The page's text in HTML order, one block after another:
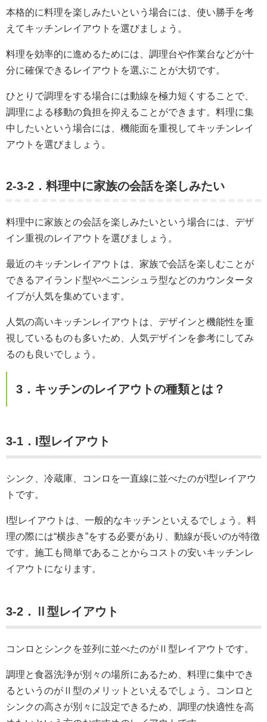
本格的に料理を楽しみたいという場合には、使い勝手を考
えてキッチンレイアウトを選びましょう。
料理を効率的に進めるためには、調理台や作業台などが十
分に確保できるレイアウトを選ぶことが大切です。
ひとりで調理をする場合には動線を極力短くすることで、
調理による移動の負担を抑えることができます。料理に集
中したいという場合には、機能面を重視してキッチンレイ
アウトを選びましょう。
2-3-2．料理中に家族の会話を楽しみたい
料理中に家族との会話を楽しみたいという場合には、デザ
イン重視のレイアウトを選びましょう。
最近のキッチンレイアウトは、家族で会話を楽しむことが
できるアイランド型やペニンシュラ型などのカウンタータ
イプが人気を集めています。
人気の高いキッチンレイアウトは、デザインと機能性を重
視しているものも多いため、人気デザインを参考にしてみ
るのも良いでしょう。
3．キッチンのレイアウトの種類とは？
3-1．I型レイアウト
シンク、冷蔵庫、コンロを一直線に並べたのがI型レイアウ
トです。
I型レイアウトは、一般的なキッチンといえるでしょう。料
理の際には“横歩き”をする必要があり、動線が長いのが特徴
です。施工も簡単であることからコストの安いキッチンレ
イアウトになります。
3-2．Ⅱ型レイアウト
コンロとシンクを並列に並べたのがⅡ型レイアウトです。
調理と食器洗浄が別々の場所にあるため、料理に集中でき
るというのがⅡ型のメリットといえるでしょう。コンロと
シンクの高さが別々に設定できるため、調理の快適性を高